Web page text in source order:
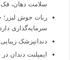
سلامت دهان، فک
ربات جوش لیزر؛
سرمایه‌گذاری
دندانپزشک
ایمپلنت دندان